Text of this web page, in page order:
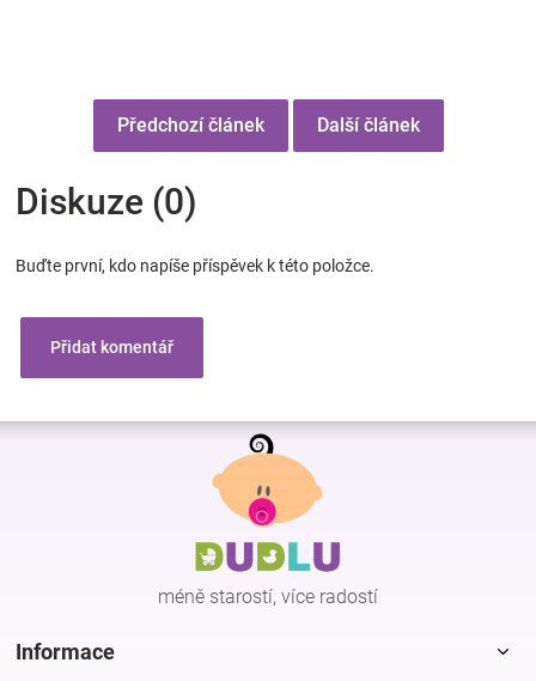
Předchozí článek Další článek
Diskuze (0)
Buďte první, kdo napíše příspěvek k této položce.
Přidat komentář
Z
méně starostí, více radostí
Informace